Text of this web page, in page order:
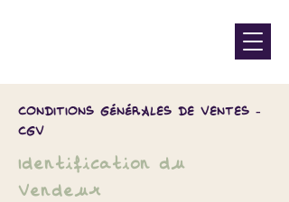
CONDITIONS GÉNÉRALES DE VENTES -
CGV
Identification du
Vendeur